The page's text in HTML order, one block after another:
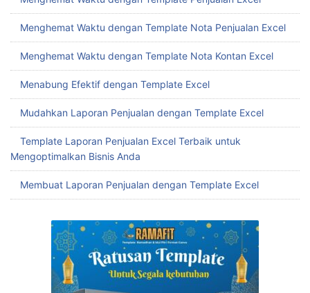
Menghemat Waktu dengan Template Nota Penjualan Excel
Menghemat Waktu dengan Template Nota Kontan Excel
Menabung Efektif dengan Template Excel
Mudahkan Laporan Penjualan dengan Template Excel
Template Laporan Penjualan Excel Terbaik untuk
Mengoptimalkan Bisnis Anda
Membuat Laporan Penjualan dengan Template Excel